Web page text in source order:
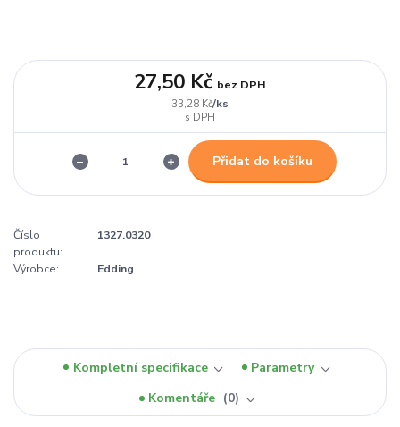
33,28 Kč/ks
27,50 Kč bez DPH
Přidat do košíku
Číslo
produktu:
1327.0320
Výrobce: Edding
Kompletní specifikace
Parametry
Komentáře
0